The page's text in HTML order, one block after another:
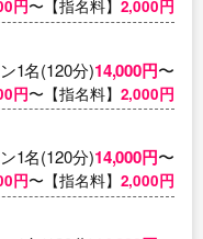
円〜【指名料】 2,000円
1名(120分)14,000円〜
円〜【指名料】 2,000円
1名(120分)14,000円〜
円〜【指名料】 2,000円